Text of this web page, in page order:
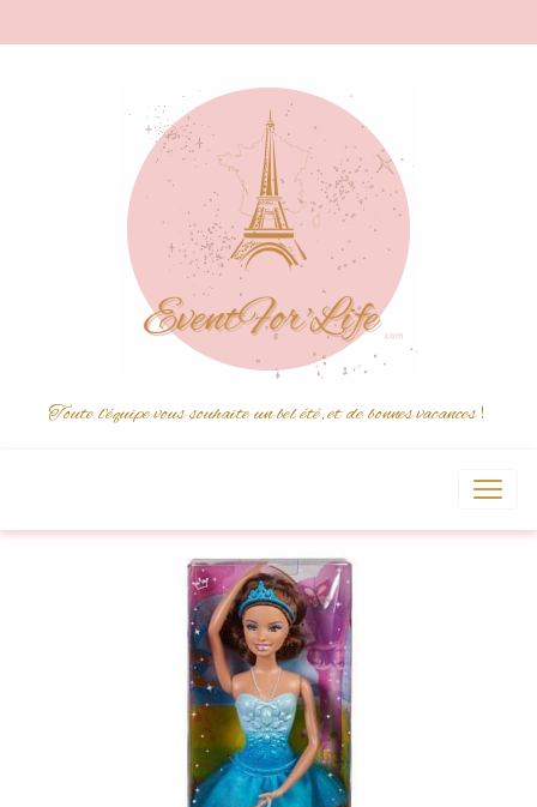
Toute l'équipe vous souhaite un bel été, et de bonnes vacances!